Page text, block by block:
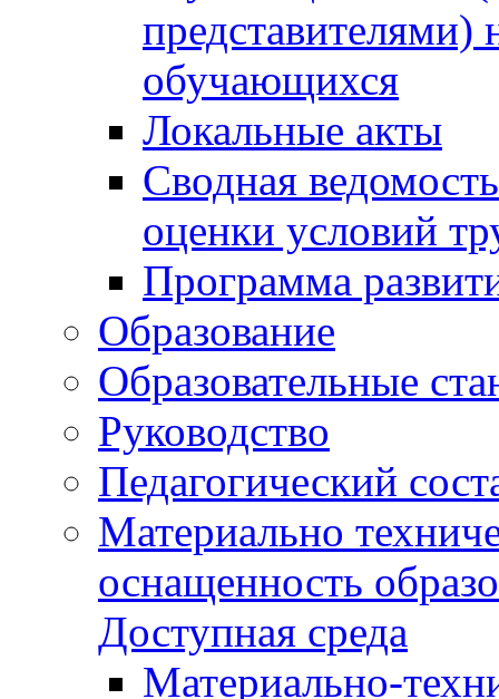
представителями)
обучающихся
Локальные акты
Сводная
оценки условий
Программа
Образование
Образовательные
Руководство
Педагогический
Материально
оснащенность
Доступная среда
Материально-